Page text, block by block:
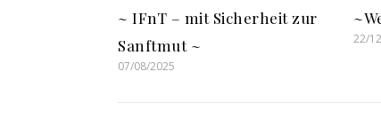
~ IFnT – mit Sicherheit zur
Sanftmut ~
07/08/2025
22/